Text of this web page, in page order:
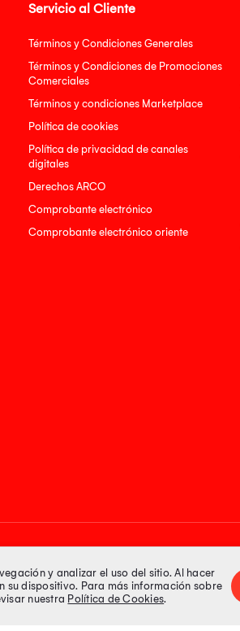
Servicio al Cliente
Términos y Condiciones Generales
Términos y Condiciones de Promociones
Comerciales
Términos y condiciones Marketplace
Política de cookies
Política de privacidad de canales
digitales
Derechos ARCO
Comprobante electrónico
Comprobante electrónico oriente
pagoy analizar el uso del sitio. Al hacer
su dispositivo. Para más información sobre
nuestra Política de Cookies.